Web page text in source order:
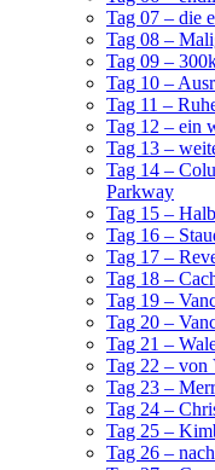
Tag 07 – die
Tag 08 –
Tag 09 –
Tag 10 –
Tag 11 –
Tag 12 – ein
Tag 13 –
Tag 14 –
Parkway
Tag 15 –
Tag 16 –
Tag 17 –
Tag 18 –
Tag 19 –
Tag 20 –
Tag 21 –
Tag 22 – von
Tag 23 –
Tag 24 –
Tag 25 –
Tag 26 –